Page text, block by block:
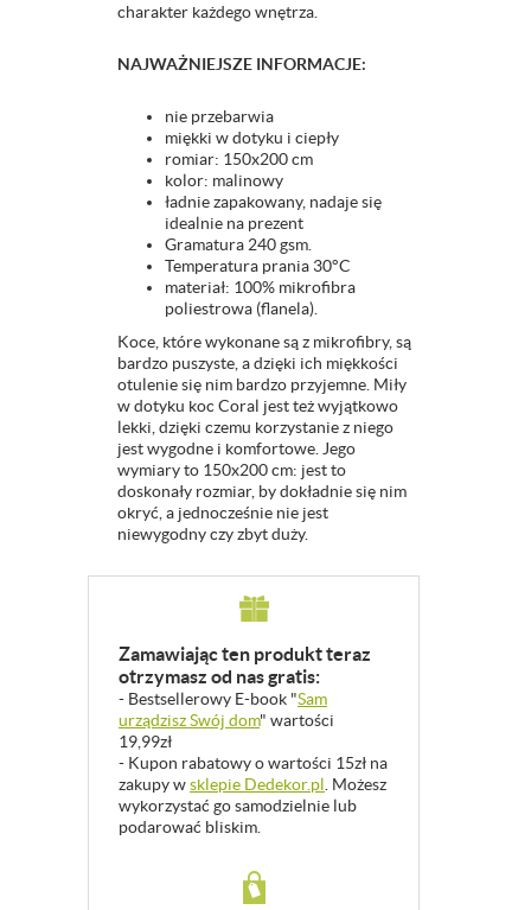
charakter każdego wnętrza.
NAJWAŻNIEJSZE INFORMACJE:
nie przebarwia
miękki w dotyku i ciepły
romiar: 150x200 cm
kolor: malinowy
ładnie zapakowany, nadaje się
idealnie na prezent
Gramatura 240 gsm.
Temperatura prania 30°C
materiał: 100% mikrofibra
poliestrowa (flanela).
Koce, które wykonane są z mikrofibry, są
bardzo puszyste, a dzięki ich miękkości
otulenie się nim bardzo przyjemne. Miły
w dotyku koc Coral jest też wyjątkowo
lekki, dzięki czemu korzystanie z niego
jest wygodne i komfortowe. Jego
wymiary to 150x200 cm: jest to
doskonały rozmiar, by dokładnie się nim
okryć, a jednocześnie nie jest
niewygodny czy zbyt duży.
Zamawiając ten produkt teraz
otrzymasz od nas gratis:
- Bestsellerowy E-book "Sam
urządzisz Swój dom" wartości
19,99zł
- Kupon rabatowy o wartości 15zł na
zakupy wsklepie Dedekor.pl. Możesz
wykorzystać go samodzielnie lub
podarować bliskim.